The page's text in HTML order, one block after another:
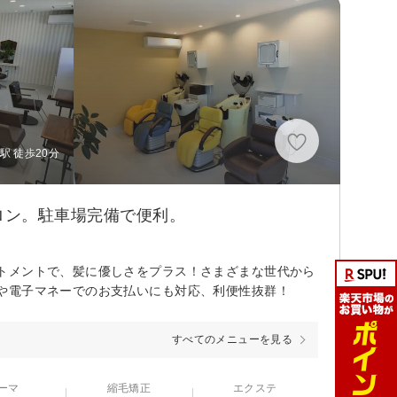
徒歩20分
。駐車場完備で便利。
ントで、髪に優しさをプラス！さまざまな世代から
子マネーでのお支払いにも対応、利便性抜群！
すべてのメニューを見る
マ 縮毛矯正 エクステ